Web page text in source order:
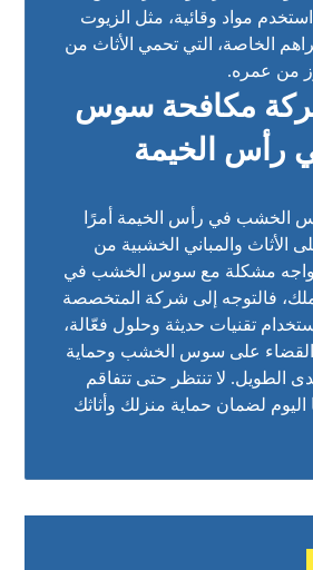
مواد وقائية، مثل الزيوت
الخاصة، التي تحمي الأثاث من
من عمره.
مكافحة سوس
رأس الخيمة
الخشب في رأس الخيمة أمرًا
الأثاث والمباني الخشبية من
تواجه مشكلة مع سوس الخشب في
فالتوجه إلى شركة المتخصصة
تقنيات حديثة وحلول فعّالة،
على سوس الخشب وحماية
الطويل. لا تنتظر حتى تتفاقم
اليوم لضمان حماية منزلك وأثاثك